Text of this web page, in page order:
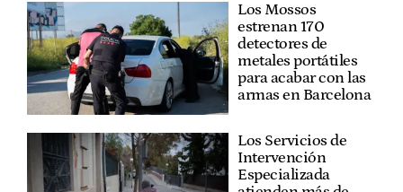
Los Mossos
estrenan 170
detectores de
metales portátiles
para acabar con las
armas en Barcelona
Los Servicios de
Intervención
Especializada